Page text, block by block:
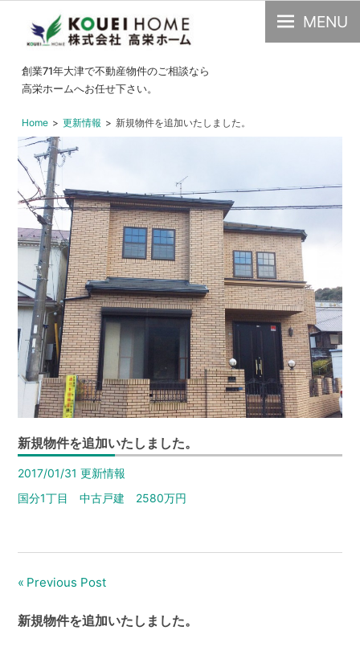
大
津
の
不
動
産・
中
古
物
件
の
こ
と
は
【イ
エ
ス
テ
ー
シ
栄
ー
創業71年大津で不動産物件のご相談なら
高栄ホームへお任せ下さい。
MENU
Home 更新情報 新規物件を追加いたしました。
新規物件を追加いたしました。
2017/01/31 更新情報
国分1丁目 中古戸建 2580万円
投
稿
Previous Post
新規物件を追加いたしました。